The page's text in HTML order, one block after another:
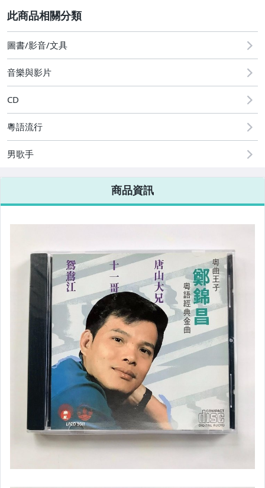
其它
[全店] 粉絲專享
[全店] 週年慶
圖書/影音/文具
音樂與影片
CD
粵語流行
男歌手
商品資訊